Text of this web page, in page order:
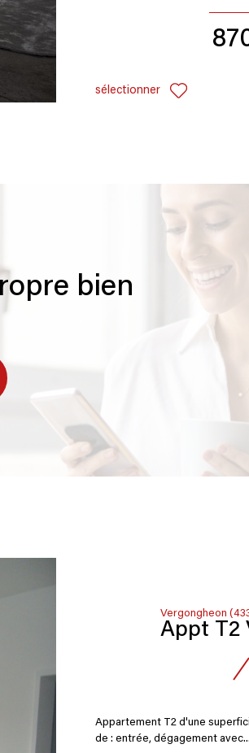
sélectionner
bien
Vergongheon
Appt T2
Appartement T2 d'une
de : entrée, dégagement avec...